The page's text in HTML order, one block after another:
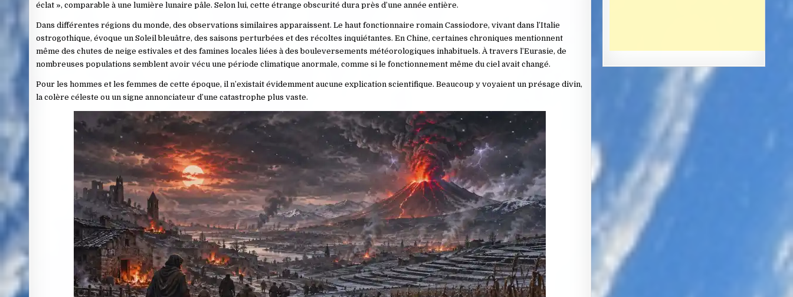
éclat », comparable à une lumière lunaire pâle. Selon lui, cette étrange obscurité dura près d’une année entière.
Dans différentes régions du monde, des observations similaires apparaissent. Le haut fonctionnaire romain Cassiodore, vivant dans l’Italie
ostrogothique, évoque un Soleil bleuâtre, des saisons perturbées et des récoltes inquiétantes. En Chine, certaines chroniques mentionnent
même des chutes de neige estivales et des famines locales liées à des bouleversements météorologiques inhabituels. À travers l’Eurasie, de
nombreuses populations semblent avoir vécu une période climatique anormale, comme si le fonctionnement même du ciel avait changé.
Pour les hommes et les femmes de cette époque, il n’existait évidemment aucune explication scientifique. Beaucoup y voyaient un présage divin,
la colère céleste ou un signe annonciateur d’une catastrophe plus vaste.